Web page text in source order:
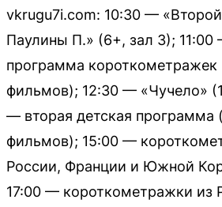
vkrugu7i.com: 10:30 —
Паулины П.» (6+, зал 3); 11:00
программа короткометражек
фильмов); 12:30 — «Чучело»
— вторая детская программа
фильмов); 15:00 —
России, Франции и Южной
17:00 — короткометражки из